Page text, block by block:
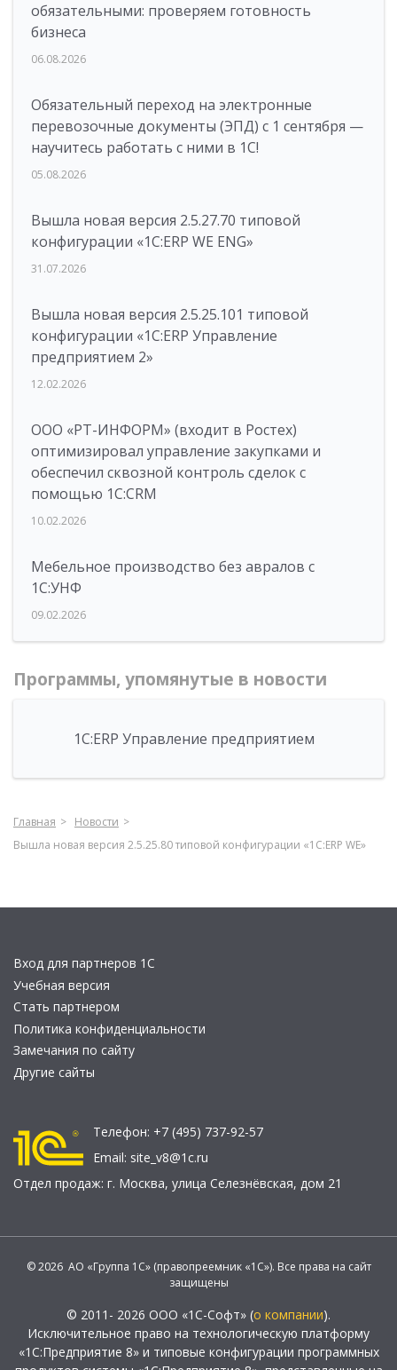
обязательными: проверяем готовность
бизнеса
06.08.2026
Обязательный переход на электронные
перевозочные документы (ЭПД) с 1 сентября —
научитесь работать с ними в 1С!
05.08.2026
Вышла новая версия 2.5.27.70 типовой
конфигурации «1С:ERP WE ENG»
31.07.2026
Вышла новая версия 2.5.25.101 типовой
конфигурации «1С:ERP Управление
предприятием 2»
12.02.2026
ООО «РТ-ИНФОРМ» (входит в Ростех)
оптимизировал управление закупками и
обеспечил сквозной контроль сделок с
помощью 1С:CRM
10.02.2026
Мебельное производство без авралов с
1С:УНФ
09.02.2026
Программы, упомянутые в новости
1С:ERP Управление предприятием
Главная
Новости
Вышла новая версия 2.5.25.80 типовой конфигурации «1С:ERP WE»
Вход для партнеров 1С
Учебная версия
Стать партнером
Политика конфиденциальности
Замечания по сайту
Другие сайты
Телефон: +7 (495) 737-92-57
Email: site_v8@1c.ru
Отдел продаж: г. Москва, улица Селезнёвская, дом 21
© 2026 АО «Группа 1С» (правопреемник «1С»). Все права на сайт
защищены
© 2011- 2026 ООО «1С-Софт» (о компании).
Исключительное право на технологическую платформу
«1С:Предприятие 8» и типовые конфигурации программных